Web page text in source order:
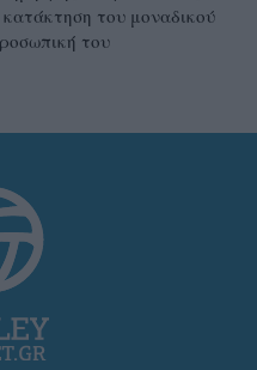
του μοναδικού
του